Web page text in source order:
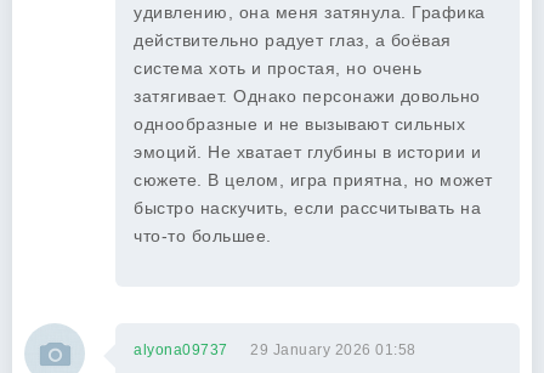
удивлению, она меня затянула. Графика
действительно радует глаз, а боёвая
система хоть и простая, но очень
затягивает. Однако персонажи довольно
однообразные и не вызывают сильных
эмоций. Не хватает глубины в истории и
сюжете. В целом, игра приятна, но может
быстро наскучить, если рассчитывать на
что-то большее.
alyona09737 29 January 2026 01:58